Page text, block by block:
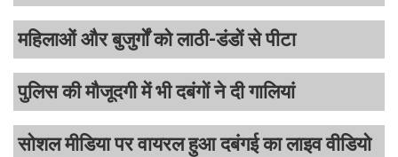
महिलाओं और बुजुर्गों को लाठी-डंडों से पीटा
पुलिस की मौजूदगी में भी दबंगों ने दी गालियां
सोशल मीडिया पर वायरल हुआ दबंगई का लाइव वीडियो